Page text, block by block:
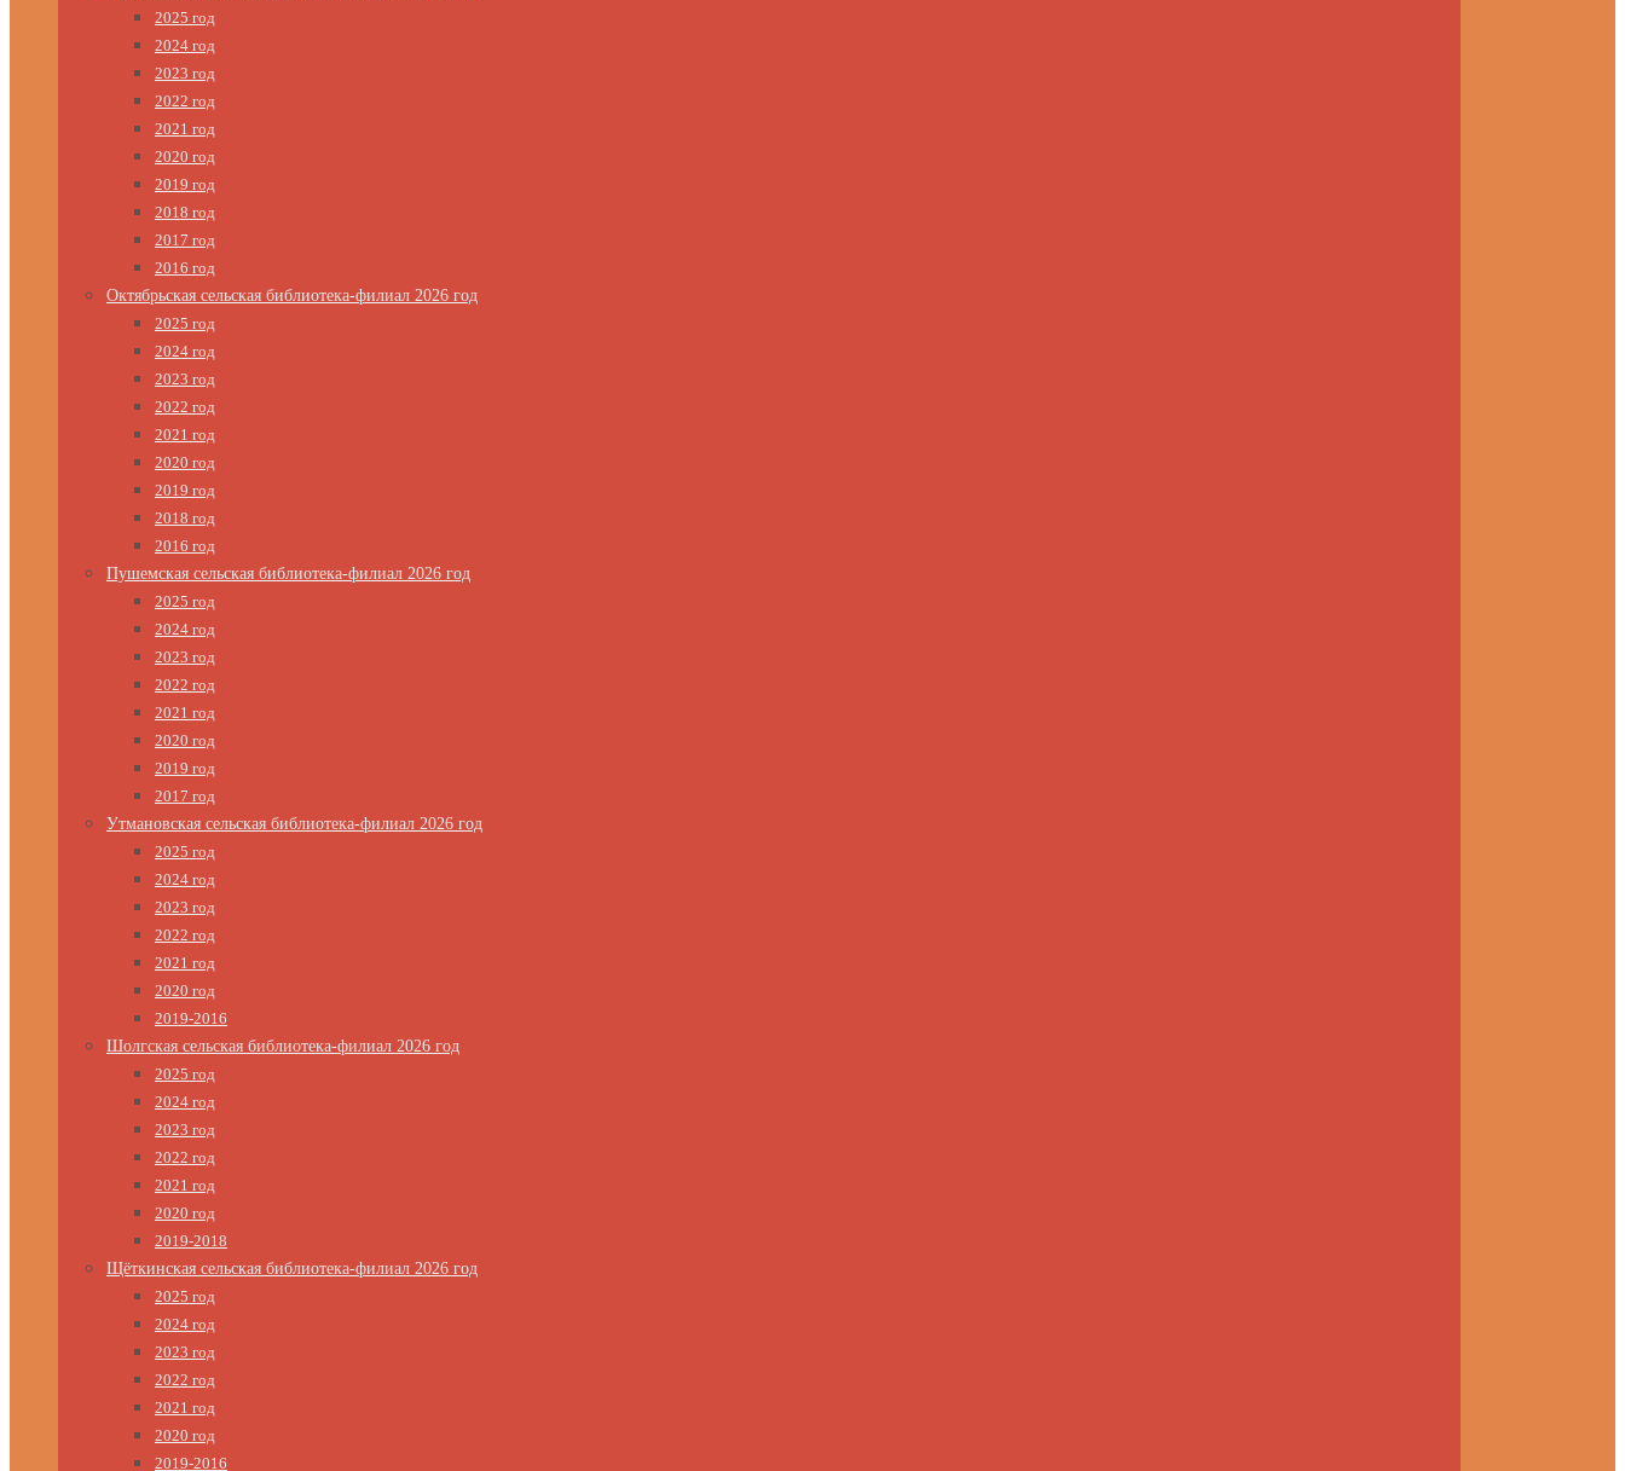
2025 год
2024 год
2023 год
2022 год
2021 год
2020 год
2019 год
2018 год
2017 год
2016 год
Октябрьская сельская библиотека-филиал 2026 год
2025 год
2024 год
2023 год
2022 год
2021 год
2020 год
2019 год
2018 год
2016 год
Пушемская сельская библиотека-филиал 2026 год
2025 год
2024 год
2023 год
2022 год
2021 год
2020 год
2019 год
2017 год
Утмановская сельская библиотека-филиал 2026 год
2025 год
2024 год
2023 год
2022 год
2021 год
2020 год
2019-2016
Шолгская сельская библиотека-филиал 2026 год
2025 год
2024 год
2023 год
2022 год
2021 год
2020 год
2019-2018
Щёткинская сельская библиотека-филиал 2026 год
2025 год
2024 год
2023 год
2022 год
2021 год
2020 год
2019-2016